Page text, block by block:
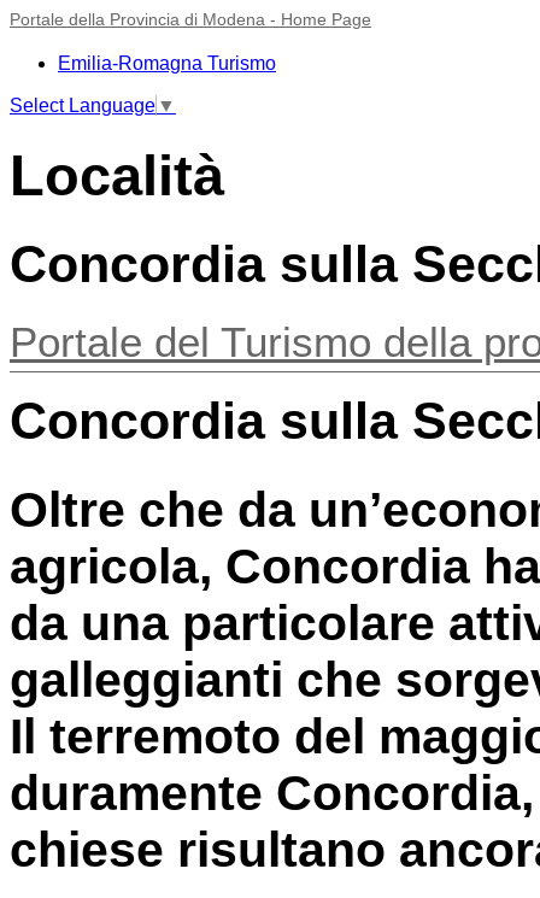
Portale della Provincia di Modena - Home Page
Emilia-Romagna Turismo
Select Language ▼
Località
Concordia sulla
Portale del Turismo della
Concordia sulla
Oltre che da
agricola, Concordia
da una particolare
galleggianti che
Il terremoto del
duramente
chiese risultano